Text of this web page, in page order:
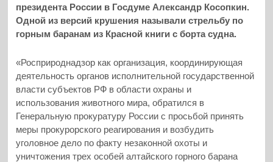
президента России в Госдуме Александр Косопкин.
Одной из версий крушения называли стрельбу по
горным баранам из Красной книги с борта судна.
«Росприроднадзор как организация, координирующая
деятельность органов исполнительной государственной
власти субъектов РФ в области охраны и
использования животного мира, обратился в
Генеральную прокуратуру России с просьбой принять
меры прокурорского реагирования и возбудить
уголовное дело по факту незаконной охоты и
уничтожения трех особей алтайского горного барана